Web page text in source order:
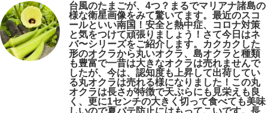
台風のたまごが、4つ？まるでマリアナ諸島の
様な衛星画像をみて驚いてます。最近のスコ
ールといい南国！安全と熱中症、コロナ対策
と気をつけて頑張りましょう！さて今日はネ
バ〜シリーズをご紹介します。カクカクした
形のオクラから丸いオクラ、島オクラと種類
も豊富で一昔は大きなオクラは売れませんで
したが、今は、認知度も上昇して出荷してい
る丸オクラは売れる様になりました！この丸
オクラは長さが特徴で天ぷらにも見栄えも良
く、更に1センチの大きく切って食べても美味